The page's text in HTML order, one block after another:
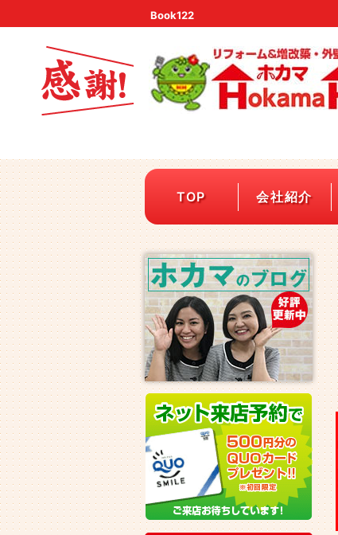
Book122
TOP 会社紹介